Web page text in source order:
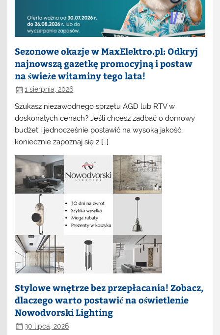
Sezonowe okazje w MaxElektro.pl: Odkryj
najnowszą gazetkę promocyjną i postaw
na świeże witaminy tego lata!
1 sierpnia, 2026
Szukasz niezawodnego sprzętu AGD lub RTV w
doskonałych cenach? Jeśli chcesz zadbać o domowy
budżet i jednocześnie postawić na wysoką jakość,
koniecznie zapoznaj się z […]
Stylowe wnętrze bez przepłacania! Zobacz,
dlaczego warto postawić na oświetlenie
Nowodvorski Lighting
30 lipca, 2026